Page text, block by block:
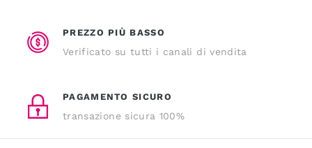
PREZZO PIÙ BASSO
Verificato su tutti i canali di vendita
PAGAMENTO SICURO
transazione sicura 100%